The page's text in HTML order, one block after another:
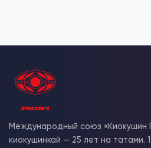
Международный союз «Киокушин
киокушинкай — 25 лет на татами.